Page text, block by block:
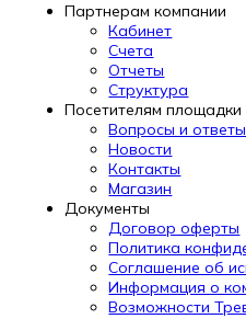
Партнерам компании
Кабинет
Счета
Отчеты
Структура
Посетителям площадки
Вопросы и ответы
Новости
Контакты
Магазин
Документы
Договор оферты
Политика
Соглашение об
Информация о
Возможности